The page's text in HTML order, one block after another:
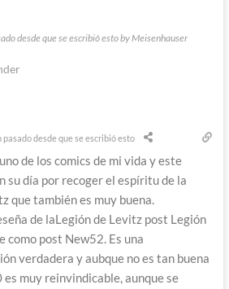
desde que se escribió esto by Meisenhauser
pasado desde que se escribió esto
de los comics de mi vida y este
su día por recoger el espíritu de la
que también es muy buena.
de laLegión de Levitz post Legión
como post New52. Es una
verdadera y aubque no es tan buena
es muy reinvindicable, aunque se